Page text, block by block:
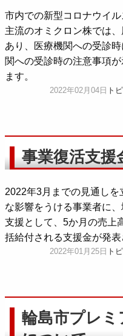
市内での新型コロナウイ
主流のオミクロン株では
あり、医療機関への受診
関への受診時の注意事項
ます。
2022年02月04日 ト
事業復活支援
2022年3月までの見通し
な影響をうける事業者に
支援として、5か月の売上
括給付される支援金が発表
2022年01月25日 ト
輪島市プレミ